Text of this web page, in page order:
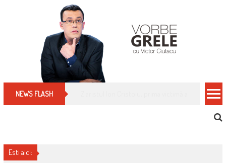
NEWS FLASH Cum îți schimbi, rapid, gratuit și eficient,
Esti aici: